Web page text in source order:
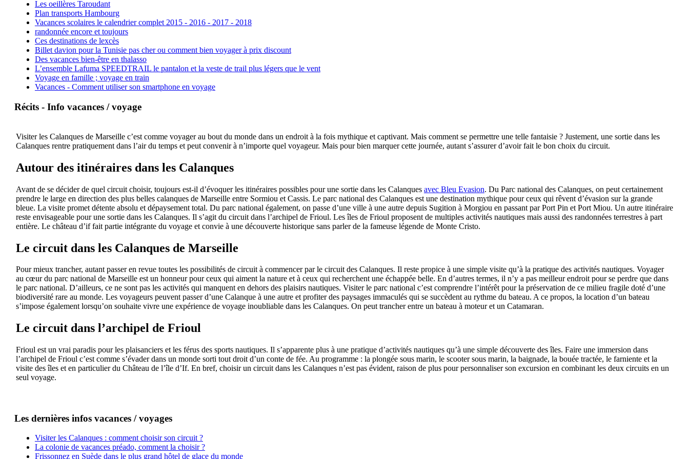
Les oeillères Taroudant
Plan transports Hambourg
Vacances scolaires le calendrier complet 2015 - 2016 - 2017 - 2018
randonnée encore et toujours
Ces destinations de lexcès
Billet davion pour la Tunisie pas cher ou comment bien voyager à prix discount
Des vacances bien-être en thalasso
L’ensemble Lafuma SPEEDTRAIL le pantalon et la veste de trail plus légers que le vent
Voyage en famille ; voyage en train
Vacances - Comment utiliser son smartphone en voyage
Récits - Info vacances / voyage
Visiter les Calanques de Marseille c’est comme voyager au bout du monde dans un endroit à la fois mythique et captivant. Mais comment se permettre une telle fantaisie ? Justement, une sortie dans les
Calanques rentre pratiquement dans l’air du temps et peut convenir à n’importe quel voyageur. Mais pour bien marquer cette journée, autant s’assurer d’avoir fait le bon choix du circuit.
Autour des itinéraires dans les Calanques
Avant de se décider de quel circuit choisir, toujours est-il d’évoquer les itinéraires possibles pour une sortie dans les Calanques avec Bleu Evasion. Du Parc national des Calanques, on peut certainement
prendre le large en direction des plus belles calanques de Marseille entre Sormiou et Cassis. Le parc national des Calanques est une destination mythique pour ceux qui rêvent d’évasion sur la grande
bleue. La visite promet détente absolu et dépaysement total. Du parc national également, on passe d’une ville à une autre depuis Sugition à Morgiou en passant par Port Pin et Port Miou. Un autre itinéraire
reste envisageable pour une sortie dans les Calanques. Il s’agit du circuit dans l’archipel de Frioul. Les îles de Frioul proposent de multiples activités nautiques mais aussi des randonnées terrestres à part
entière. Le château d’if fait partie intégrante du voyage et convie à une découverte historique sans parler de la fameuse légende de Monte Cristo.
Le circuit dans les Calanques de Marseille
Pour mieux trancher, autant passer en revue toutes les possibilités de circuit à commencer par le circuit des Calanques. Il reste propice à une simple visite qu’à la pratique des activités nautiques. Voyager
au cœur du parc national de Marseille est un honneur pour ceux qui aiment la nature et à ceux qui recherchent une échappée belle. En d’autres termes, il n’y a pas meilleur endroit pour se perdre que dans
le parc national. D’ailleurs, ce ne sont pas les activités qui manquent en dehors des plaisirs nautiques. Visiter le parc national c’est comprendre l’intérêt pour la préservation de ce milieu fragile doté d’une
biodiversité rare au monde. Les voyageurs peuvent passer d’une Calanque à une autre et profiter des paysages immaculés qui se succèdent au rythme du bateau. A ce propos, la location d’un bateau
s’impose également lorsqu’on souhaite vivre une expérience de voyage inoubliable dans les Calanques. On peut trancher entre un bateau à moteur et un Catamaran.
Le circuit dans l’archipel de Frioul
Frioul est un vrai paradis pour les plaisanciers et les férus des sports nautiques. Il s’apparente plus à une pratique d’activités nautiques qu’à une simple découverte des îles. Faire une immersion dans
l’archipel de Frioul c’est comme s’évader dans un monde sorti tout droit d’un conte de fée. Au programme : la plongée sous marin, le scooter sous marin, la baignade, la bouée tractée, le farniente et la
visite des îles et en particulier du Château de l’île d’If. En bref, choisir un circuit dans les Calanques n’est pas évident, raison de plus pour personnaliser son excursion en combinant les deux circuits en un
seul voyage.
Les dernières infos vacances / voyages
Visiter les Calanques : comment choisir son circuit ?
La colonie de vacances préado, comment la choisir ?
Frissonnez en Suède dans le plus grand hôtel de glace du monde